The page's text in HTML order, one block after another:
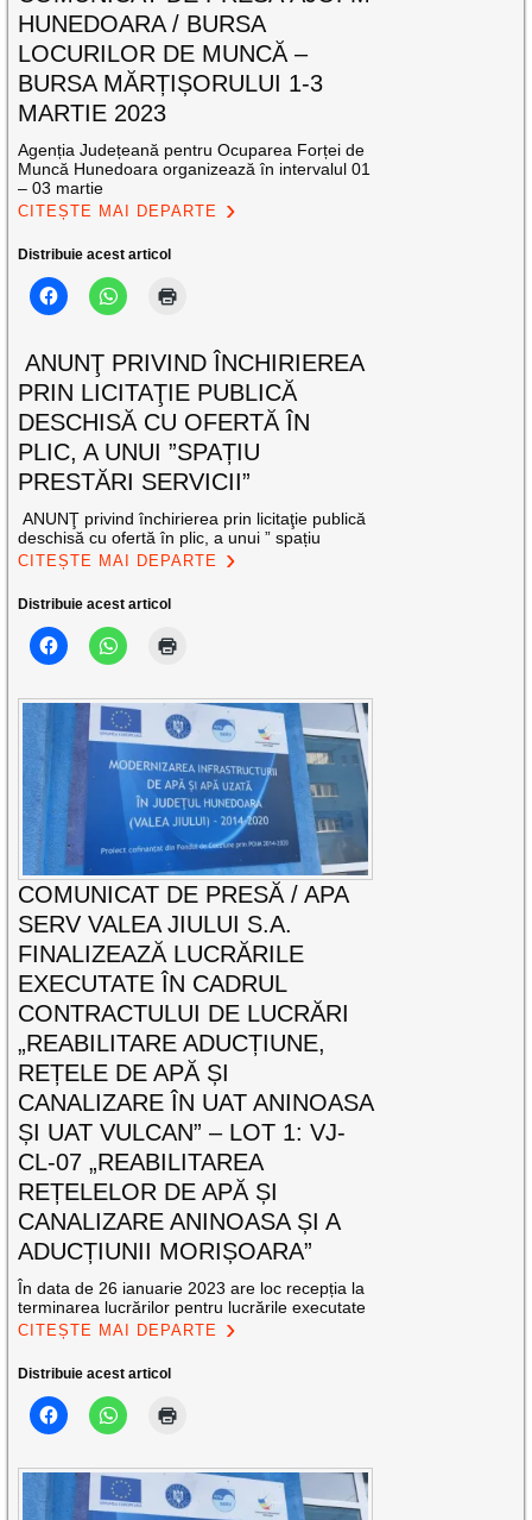
HUNEDOARA / BURSA
LOCURILOR DE MUNCĂ –
BURSA MĂRȚIȘORULUI 1-3
MARTIE 2023
Agenția Județeană pentru Ocuparea Forței de
Muncă Hunedoara organizează în intervalul 01
– 03 martie
CITEȘTE MAI DEPARTE
Distribuie acest articol
ANUNŢ PRIVIND ÎNCHIRIEREA
PRIN LICITAŢIE PUBLICĂ
DESCHISĂ CU OFERTĂ ÎN
PLIC, A UNUI ”SPAȚIU
PRESTĂRI SERVICII”
ANUNŢ privind închirierea prin licitaţie publică
deschisă cu ofertă în plic, a unui ” spațiu
CITEȘTE MAI DEPARTE
Distribuie acest articol
COMUNICAT DE PRESĂ / APA
SERV VALEA JIULUI S.A.
FINALIZEAZĂ LUCRĂRILE
EXECUTATE ÎN CADRUL
CONTRACTULUI DE LUCRĂRI
„REABILITARE ADUCȚIUNE,
REȚELE DE APĂ ȘI
CANALIZARE ÎN UAT ANINOASA
ȘI UAT VULCAN” – LOT 1: VJ-
CL-07 „REABILITAREA
REȚELELOR DE APĂ ȘI
CANALIZARE ANINOASA ȘI A
ADUCȚIUNII MORIȘOARA”
În data de 26 ianuarie 2023 are loc recepția la
terminarea lucrărilor pentru lucrările executate
CITEȘTE MAI DEPARTE
Distribuie acest articol